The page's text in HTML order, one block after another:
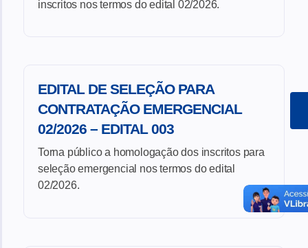
inscritos nos termos do edital 02/2026.
EDITAL DE SELEÇÃO PARA
CONTRATAÇÃO EMERGENCIAL
02/2026 – EDITAL 003
Torna público a homologação dos inscritos para
seleção emergencial nos termos do edital
02/2026.